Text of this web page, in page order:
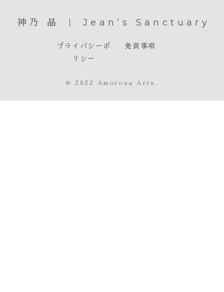
神乃 晶 ｜ Jean’s Sanctuary
プライバシーポ
リシー
免責事項
© 2022 Amorosa Arts.